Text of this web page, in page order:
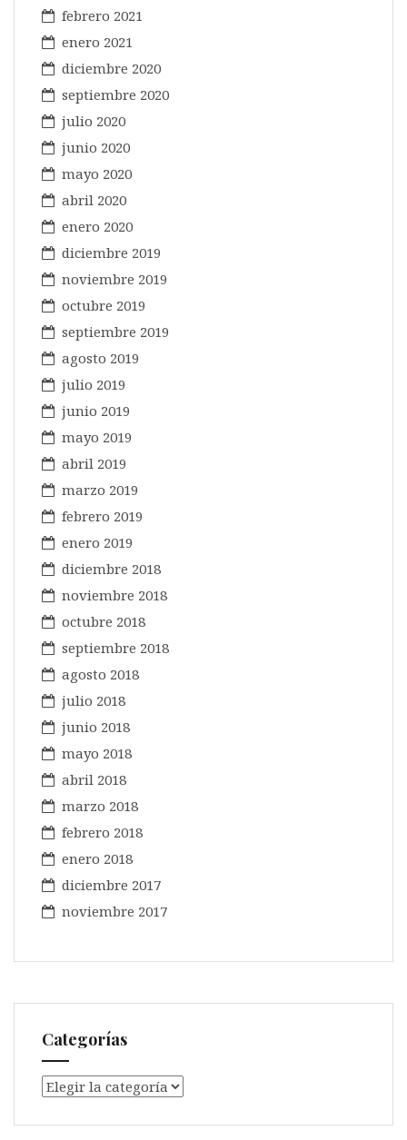
febrero 2021
enero 2021
diciembre 2020
septiembre 2020
julio 2020
junio 2020
mayo 2020
abril 2020
enero 2020
diciembre 2019
noviembre 2019
octubre 2019
septiembre 2019
agosto 2019
julio 2019
junio 2019
mayo 2019
abril 2019
marzo 2019
febrero 2019
enero 2019
diciembre 2018
noviembre 2018
octubre 2018
septiembre 2018
agosto 2018
julio 2018
junio 2018
mayo 2018
abril 2018
marzo 2018
febrero 2018
enero 2018
diciembre 2017
noviembre 2017
Categorías
Categorías